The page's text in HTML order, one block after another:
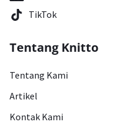
TikTok
Tentang Knitto
Tentang Kami
Artikel
Kontak Kami